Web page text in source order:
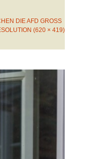
DIE AFD GROSS
(620 × 419)